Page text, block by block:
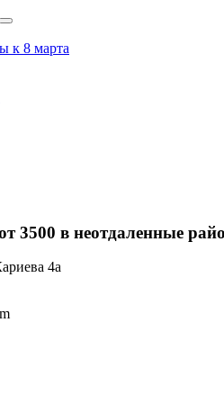
к 8 марта
3500 в неотдаленные
4а